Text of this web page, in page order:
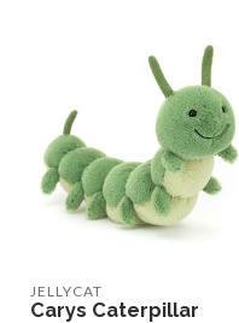
JELLYCAT
Carys Caterpillar